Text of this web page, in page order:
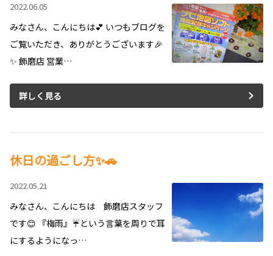
2022.06.05
みなさん、こんにちは💕 いつもブログを
ご覧いただき、ありがとうございます🎉
✨ 飾磨店 営業…
詳しく見る
休日の過ごし方✨🚗
2022.05.21
みなさん、こんにちは 飾磨店スタッフ
です😊 『梅雨』☔という言葉を周りで耳
にするようになっ…